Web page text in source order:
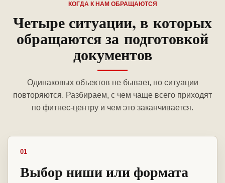
КОГДА К НАМ ОБРАЩАЮТСЯ
Четыре ситуации, в которых
обращаются за подготовкой
документов
Одинаковых объектов не бывает, но ситуации
повторяются. Разбираем, с чем чаще всего приходят
по фитнес-центру и чем это заканчивается.
01
Выбор ниши или формата